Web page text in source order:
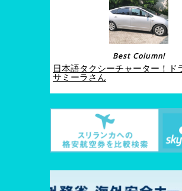
Best Column!
日本語タクシーチャーター！ド
サミーラさん